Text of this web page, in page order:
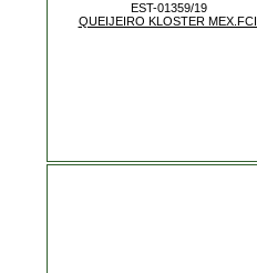
EST-01359/19
QUEIJEIRO KLOSTER MEX.FCI.